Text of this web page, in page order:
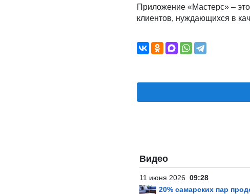
Приложение «Мастерс» –
клиентов, нуждающихся в
Видео
11 июня 2026 09:28
20% самарских пар